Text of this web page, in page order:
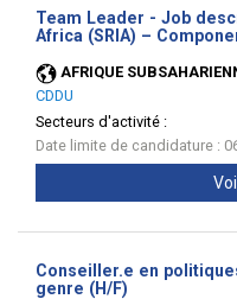
Team Leader - Job
Africa (SRIA) –
AFRIQUE
CDDU
Secteurs d'activité :
Date limite de candidature :
Conseiller.e en
genre (H/F)